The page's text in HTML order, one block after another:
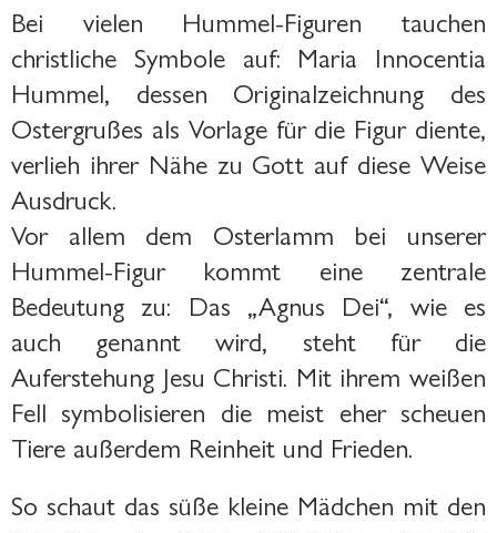
Bei vielen Hummel-Figuren tauchen
christliche Symbole auf: Maria Innocentia
Hummel, dessen Originalzeichnung des
Ostergrußes als Vorlage für die Figur diente,
verlieh ihrer Nähe zu Gott auf diese Weise
Ausdruck.
Vor allem dem Osterlamm bei unserer
Hummel-Figur kommt eine zentrale
Bedeutung zu: Das „Agnus Dei“, wie es
auch genannt wird, steht für die
Auferstehung Jesu Christi. Mit ihrem weißen
Fell symbolisieren die meist eher scheuen
Tiere außerdem Reinheit und Frieden.
So schaut das süße kleine Mädchen mit den